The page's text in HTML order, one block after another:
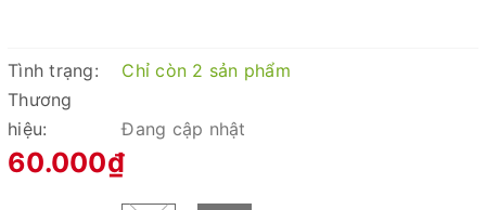
Tình trạng:
Chỉ còn 2 sản phẩm
Thương
hiệu:
Đang cập nhật
60.000₫